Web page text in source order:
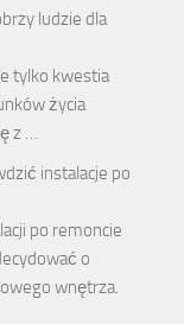
ludzie dla
tylko kwestia
życia
z …
instalacje po
po remoncie
o
wnętrza.